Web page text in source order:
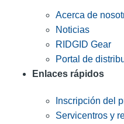
Acerca de
Noticias
RIDGID Gear
Portal de
Enlaces rápidos
Inscripción del
Servicentros y